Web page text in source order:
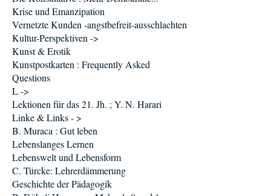
Krise und Emanzipation
Vernetzte Kunden -angstbefreit-ausschlachten
Kultur-Perspektiven ->
Kunst & Erotik
Kunstpostkarten : Frequently Asked
Questions
L ->
Lektionen für das 21. Jh. ; Y. N. Harari
Linke & Links - >
B. Muraca : Gut leben
Lebenslanges Lernen
Lebenswelt und Lebensform
C. Türcke: Lehrerdämmerung
Geschichte der Pädagogik